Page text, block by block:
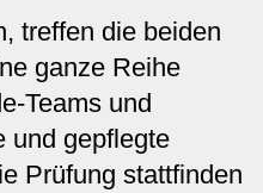
treffen die beiden
ganze Reihe
Teams und
und gepflegte
Prüfung stattfinden